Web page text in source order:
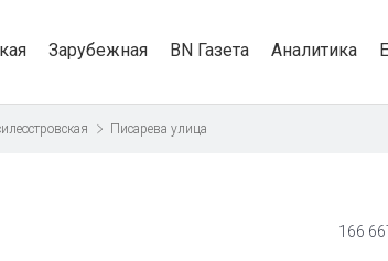
Зарубежная BN Газета Аналитика
Писарева улица
166